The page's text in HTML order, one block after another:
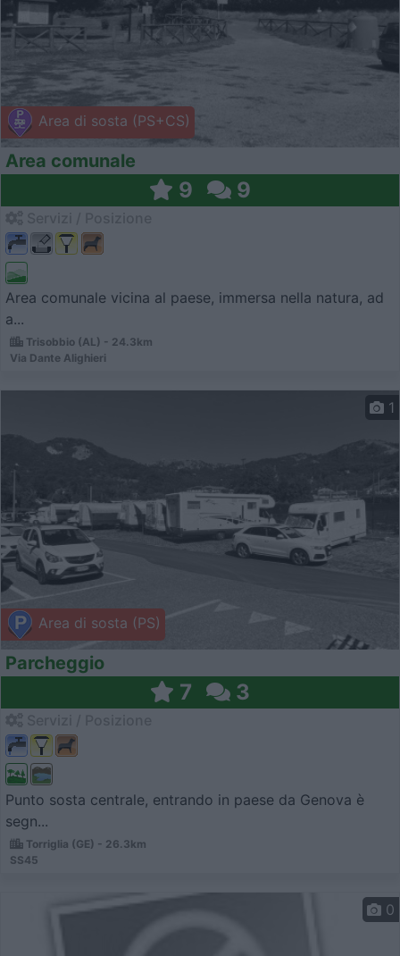
Area di sosta (PS+CS)
Area comunale
9 9
Area comunale vicina al paese, immersa nella natura, ad
a...
Trisobbio (AL) - 24.3km
Via Dante Alighieri
Area di sosta (PS)
1
Parcheggio
7 3
Punto sosta centrale, entrando in paese da Genova è
segn...
Torriglia (GE) - 26.3km
SS45
0